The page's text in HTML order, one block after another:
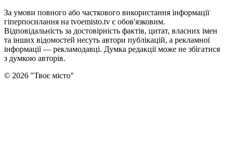
За умови повного або часткового використання iнформацiї
гіперпосилання на tvoemisto.tv є обов'язковим.
Відповідальність за достовірність фактів, цитат, власних імен
та інших відомостей несуть автори публікацій, а рекламної
інформації — рекламодавці. Думка редакцiї може не збiгатися
з думкою авторiв.
© 2026 "Твоє місто"